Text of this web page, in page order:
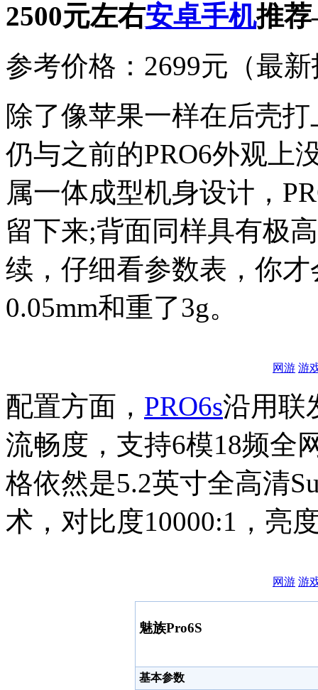
2500元左右安卓手机推
参考价格：2699元（最
除了像苹果一样在后壳打
仍与之前的PRO6外观上
属一体成型机身设计，
留下来;背面同样具有极
续，仔细看参数表，你才
0.05mm和重了3g。
网游 游
配置方面， PRO6s沿用联
流畅度，支持6模18频全
格依然是5.2英寸全高清
术，对比度10000:1，亮
网游 游
魅族Pro6S
基本参数